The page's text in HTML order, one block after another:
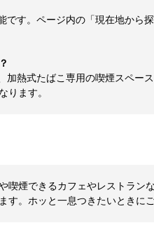
す。ページ内の「現在地から
加熱式たばこ専用の喫煙スペー
ります。
煙できるカフェやレストラン
。ホッと一息つきたいときにご